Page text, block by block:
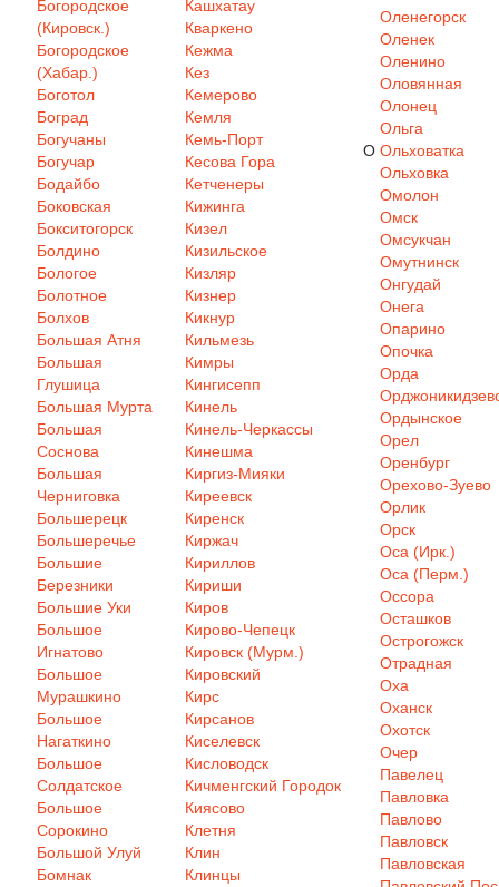
Богородское
(Кировск.)
Богородское
(Хабар.)
Боготол
Боград
Богучаны
Богучар
Бодайбо
Боковская
Бокситогорск
Болдино
Бологое
Болотное
Болхов
Большая Атня
Большая
Глушица
Большая Мурта
Большая
Соснова
Большая
Черниговка
Большерецк
Большеречье
Большие
Березники
Большие Уки
Большое
Игнатово
Большое
Мурашкино
Большое
Нагаткино
Большое
Солдатское
Большое
Сорокино
Большой Улуй
Бомнак
Кашхатау
Кваркено
Кежма
Кез
Кемерово
Кемля
Кемь-Порт
Кесова Гора
Кетченеры
Кижинга
Кизел
Кизильское
Кизляр
Кизнер
Кикнур
Кильмезь
Кимры
Кингисепп
Кинель
Кинель-Черкассы
Кинешма
Киргиз-Мияки
Киреевск
Киренск
Киржач
Кириллов
Кириши
Киров
Кирово-Чепецк
Кировск (Мурм.)
Кировский
Кирс
Кирсанов
Киселевск
Кисловодск
Кичменгский Городок
Киясово
Клетня
Клин
Клинцы
О
Оленегорск
Оленек
Оленино
Оловянная
Олонец
Ольга
Ольховатка
Ольховка
Омолон
Омск
Омсукчан
Омутнинск
Онгудай
Онега
Опарино
Опочка
Орда
Ордынское
Орел
Оренбург
Орехово-Зуево
Орлик
Орск
Оса (Ирк.)
Оса (Перм.)
Оссора
Осташков
Острогожск
Отрадная
Оха
Оханск
Охотск
Очер
Павелец
Павловка
Павлово
Павловск
Павловская